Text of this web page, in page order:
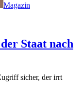
Magazin
Staat nach
sicher, der irrt